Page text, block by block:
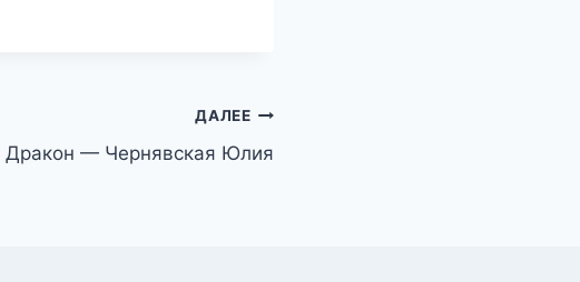
ДАЛЕЕ
Дракон — Чернявская Юлия